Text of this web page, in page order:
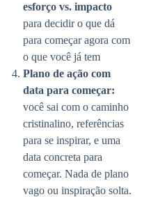
esforço vs. impacto
para decidir o que dá
para começar agora com
o que você já tem
Plano de ação com
data para começar:
você sai com o caminho
cristinalino, referências
para se inspirar, e uma
data concreta para
começar. Nada de plano
vago ou inspiração solta.